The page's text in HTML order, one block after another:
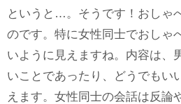
というと…。そうです！おしゃ
のです。特に女性同士でおしゃ
いように見えますね。内容は、
いことであったり、どうでもい
えます。女性同士の会話は反論